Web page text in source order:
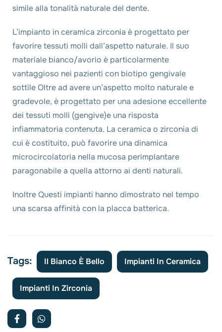
simile alla tonalità naturale del dente.
L’impianto in ceramica zirconia è progettato per
favorire tessuti molli dall’aspetto naturale. Il suo
materiale bianco/avorio è particolarmente
vantaggioso nei pazienti con biotipo gengivale
sottile Oltre ad avere un’aspetto molto naturale e
gradevole, è progettato per una adesione eccellente
dei tessuti molli (gengive)e una risposta
infiammatoria contenuta. La ceramica o zirconia di
cui è costituito, può favorire una dinamica
microcircolatoria nella mucosa perimplantare
paragonabile a quella attorno ai denti naturali.
Inoltre Questi impianti hanno dimostrato nel tempo
una scarsa affinità con la placca batterica.
Tags: Il Bianco È Bello Impianti In Ceramica
Impianti In Zirconia